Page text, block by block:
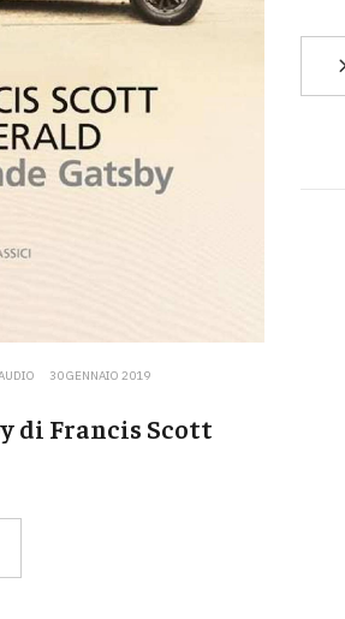
30 GENNAIO 2019
di Francis Scott